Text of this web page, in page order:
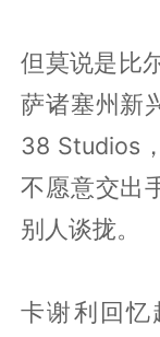
但莫说是比
萨诸塞州新
38 Studios
不愿意交出
别人谈拢。
卡谢利回忆